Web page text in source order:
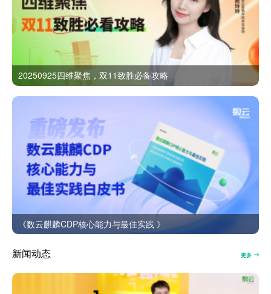
20250925四维聚焦，双11致胜必备攻略
《数云麒麟CDP核心能力与最佳实践 》
新闻动态 更多